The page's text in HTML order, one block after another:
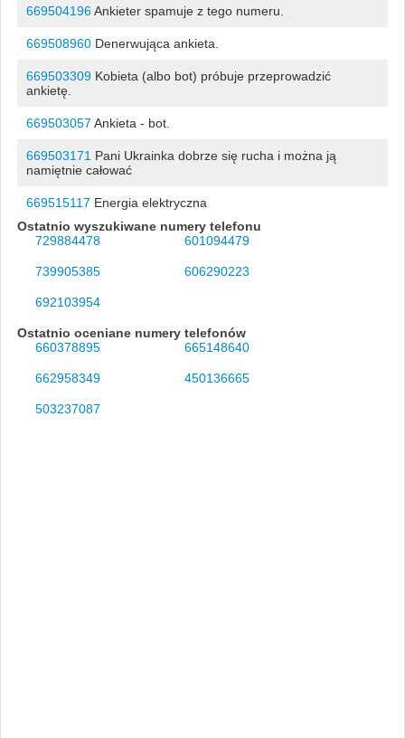
669504196Ankieter spamuje z tego numeru.
669508960Denerwująca ankieta.
669503309Kobieta (albo bot) próbuje przeprowadzić
ankietę.
669503057 Ankieta - bot.
669503171 Pani Ukrainka dobrze się rucha i można ją
namiętnie całować
669515117 Energia elektryczna
Ostatnio wyszukiwane numery telefonu
729884478
601094479
739905385 606290223
692103954
Ostatnio oceniane numery telefonów
660378895
665148640
662958349 450136665
503237087